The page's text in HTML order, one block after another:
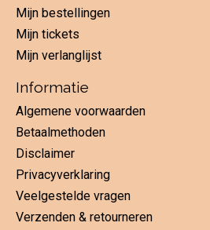
Mijn bestellingen
Mijn tickets
Mijn verlanglijst
Informatie
Algemene voorwaarden
Betaalmethoden
Disclaimer
Privacyverklaring
Veelgestelde vragen
Verzenden & retourneren